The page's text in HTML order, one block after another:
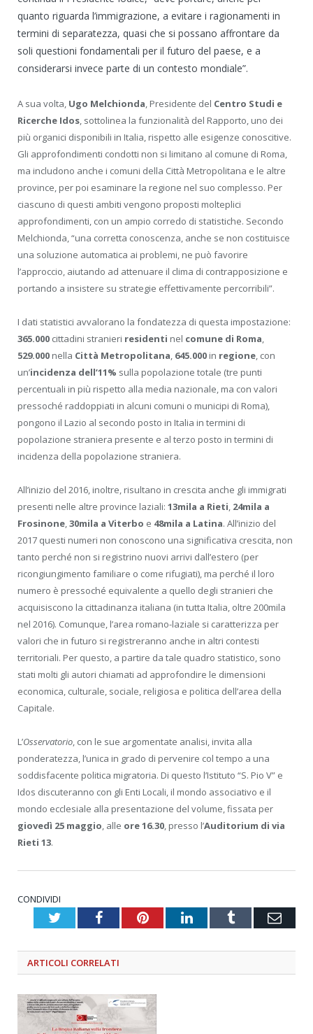
quanto riguarda l’immigrazione, a evitare i ragionamenti in
termini di separatezza, quasi che si possano affrontare da
soli questioni fondamentali per il futuro del paese, e a
considerarsi invece parte di un contesto mondiale”.
A sua volta, Ugo Melchionda, Presidente del Centro Studi e
Ricerche Idos, sottolinea la funzionalità del Rapporto, uno dei
più organici disponibili in Italia, rispetto alle esigenze conoscitive.
Gli approfondimenti condotti non si limitano al comune di Roma,
ma includono anche i comuni della Città Metropolitana e le altre
province, per poi esaminare la regione nel suo complesso. Per
ciascuno di questi ambiti vengono proposti molteplici
approfondimenti, con un ampio corredo di statistiche. Secondo
Melchionda, “una corretta conoscenza, anche se non costituisce
una soluzione automatica ai problemi, ne può favorire
l’approccio, aiutando ad attenuare il clima di contrapposizione e
portando a insistere su strategie effettivamente percorribili”.
I dati statistici avvalorano la fondatezza di questa impostazione:
365.000 cittadini stranieri residenti nel comune di Roma,
529.000 nella Città Metropolitana, 645.000 in regione, con
un’incidenza dell’11% sulla popolazione totale (tre punti
percentuali in più rispetto alla media nazionale, ma con valori
pressoché raddoppiati in alcuni comuni o municipi di Roma),
pongono il Lazio al secondo posto in Italia in termini di
popolazione straniera presente e al terzo posto in termini di
incidenza della popolazione straniera.
All’inizio del 2016, inoltre, risultano in crescita anche gli immigrati
presenti nelle altre province laziali: 13mila a Rieti, 24mila a
Frosinone,30mila a Viterbo e 48mila a Latina. All’inizio del
2017 questi numeri non conoscono una significativa crescita, non
tanto perché non si registrino nuovi arrivi dall’estero (per
ricongiungimento familiare o come rifugiati), ma perché il loro
numero è pressoché equivalente a quello degli stranieri che
acquisiscono la cittadinanza italiana (in tutta Italia, oltre 200mila
nel 2016). Comunque, l’area romano-laziale si caratterizza per
valori che in futuro si registreranno anche in altri contesti
territoriali. Per questo, a partire da tale quadro statistico, sono
stati molti gli autori chiamati ad approfondire le dimensioni
economica, culturale, sociale, religiosa e politica dell’area della
Capitale.
L’Osservatorio, con le sue argomentate analisi, invita alla
ponderatezza, l’unica in grado di pervenire col tempo a una
soddisfacente politica migratoria. Di questo l’Istituto “S. Pio V” e
Idos discuteranno con gli Enti Locali, il mondo associativo e il
mondo ecclesiale alla presentazione del volume, fissata per
giovedì 25 maggio, alle ore 16.30, presso l’Auditorium di via
Rieti 13.
CONDIVIDI
TwitterFacebookPinterestLinkedInTumblr
ARTICOLI CORRELATI